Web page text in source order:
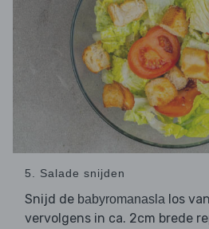
5. Salade snijden
Snijd de babyromanasla los
vervolgens in ca. 2cm brede